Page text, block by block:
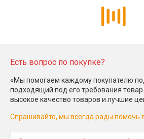
Есть вопрос по покупке?
«Мы помогаем каждому покупателю
подходящий под его требования
высокое качество товаров и лучшие
Спрашивайте, мы всегда рады помочь